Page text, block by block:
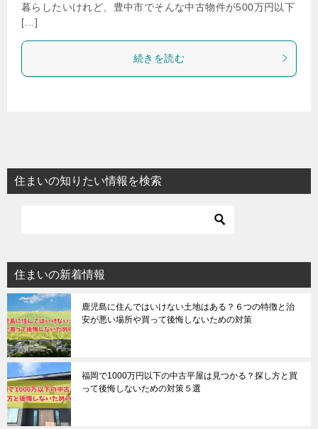
暮らしたいけれど、豊中市でそんな中古物件が500万円以下
[…]
続きを読む
住まいの知りたい情報を検索
住まいの新着情報
鹿児島に住んではいけない土地はある？６つの特徴と治
安が悪い場所や買って後悔しないための対策
福岡で1000万円以下の中古平屋は見つかる？探し方と買
って後悔しないための対策５選